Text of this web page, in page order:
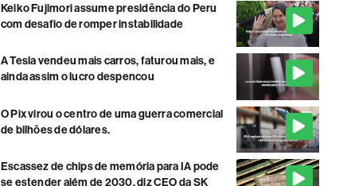
Keiko Fujimori assume presidência do Peru
com desafio de romper instabilidade
A Tesla vendeu mais carros, faturou mais, e
ainda assim o lucro despencou
O Pix virou o centro de uma guerra comercial
de bilhões de dólares.
Escassez de chips de memória para IA pode
se estender além de 2030, diz CEO da SK